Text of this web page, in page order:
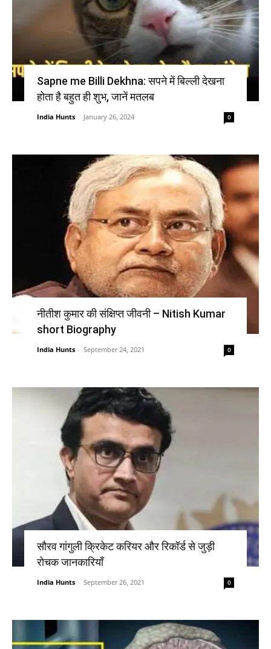
Sapne me Billi Dekhna: सपने में बिल्ली देखना
होता है बहुत ही शुभ, जानें मतलब
India Hunts - January 26, 2024 0
नीतीश कुमार की संक्षिप्त जीवनी – Nitish Kumar
short Biography
India Hunts - September 24, 2021 0
सौरव गांगुली क्रिकेट करियर और रिकॉर्ड से जुड़ी
रोचक जानकारियाँ
India Hunts - September 26, 2021 0